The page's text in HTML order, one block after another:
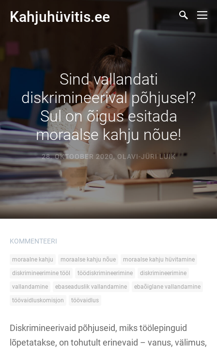
Kahjuhüvitis.ee
Sind vallandati
diskrimineerival põhjusel?
Sul on õigus esitada
moraalse kahju nõue!
28. OKTOOBER 2020, OLAVI-JÜRI LUIK
KOMMENTEERI
moraalne kahju moraalse kahju nõue
moraalse kahju hüvitamine
diskrimineerimine tööl
töödiskrimineerimine
diskrimineerimine
vallandamine
ebaseaduslik vallandamine
ebaõiglane vallandamine
töövaidluskomisjon
töövaidlus
Diskrimineerivaid põhjuseid, miks töölepinguid
lõpetatakse, on tohutult erinevaid – vanus, välimus,